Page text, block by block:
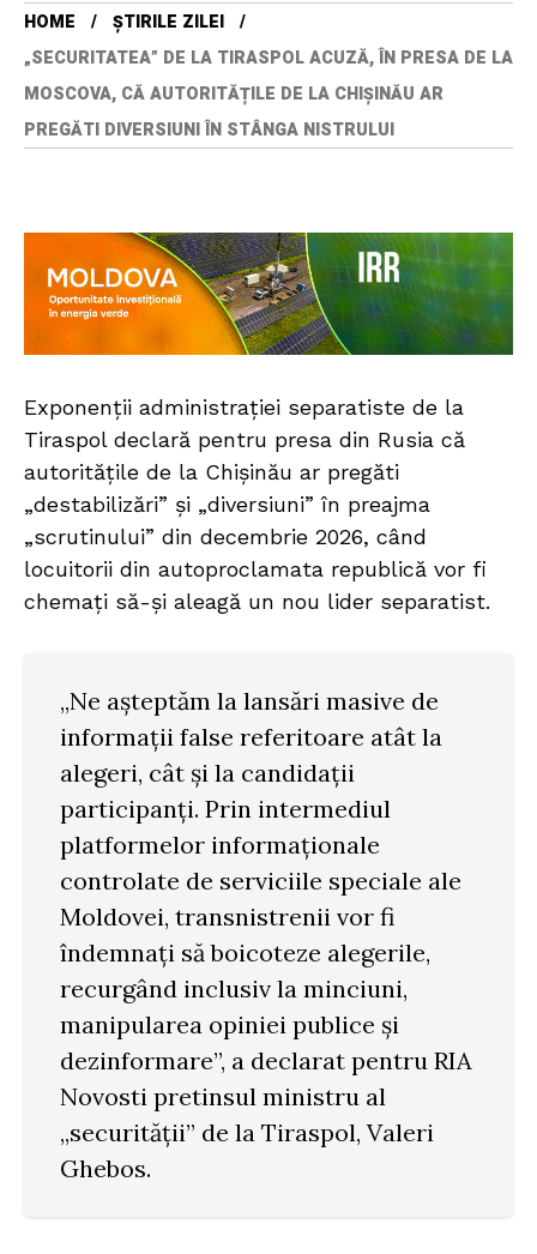
HOME
ȘTIRILE ZILEI
„SECURITATEA” DE LA TIRASPOL ACUZĂ, ÎN PRESA DE LA
MOSCOVA, CĂ AUTORITĂȚILE DE LA CHIȘINĂU AR
PREGĂTI DIVERSIUNI ÎN STÂNGA NISTRULUI
Exponenții administrației separatiste de la
Tiraspol declară pentru presa din Rusia că
autoritățile de la Chișinău ar pregăti
„destabilizări” și „diversiuni” în preajma
„scrutinului” din decembrie 2026, când
locuitorii din autoproclamata republică vor fi
chemați să-și aleagă un nou lider separatist.
„Ne așteptăm la lansări masive de
informații false referitoare atât la
alegeri, cât și la candidații
participanți. Prin intermediul
platformelor informaționale
controlate de serviciile speciale ale
Moldovei, transnistrenii vor fi
îndemnați să boicoteze alegerile,
recurgând inclusiv la minciuni,
manipularea opiniei publice și
dezinformare”, a declarat pentru RIA
Novosti pretinsul ministru al
„securității” de la Tiraspol, Valeri
Ghebos.